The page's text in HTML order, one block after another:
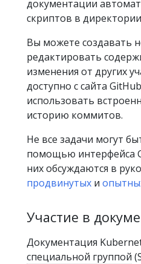
документации
скриптов в директории
Вы можете создавать
редактировать
изменения от других
доступно с сайта
использовать
историю коммитов.
Не все задачи могут
помощью интерфейса
них обсуждаются в
продвинутых и
Участие в
Документация
специальной группой